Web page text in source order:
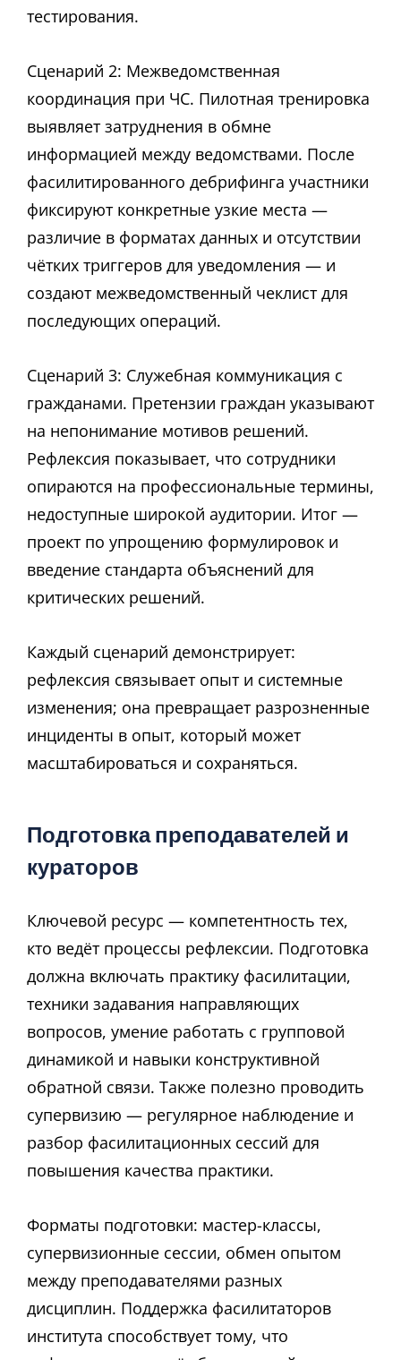
тестирования.
Сценарий 2: Межведомственная
координация при ЧС. Пилотная тренировка
выявляет затруднения в обмне
информацией между ведомствами. После
фасилитированного дебрифинга участники
фиксируют конкретные узкие места —
различие в форматах данных и отсутствии
чётких триггеров для уведомления — и
создают межведомственный чеклист для
последующих операций.
Сценарий 3: Служебная коммуникация с
гражданами. Претензии граждан указывают
на непонимание мотивов решений.
Рефлексия показывает, что сотрудники
опираются на профессиональные термины,
недоступные широкой аудитории. Итог —
проект по упрощению формулировок и
введение стандарта объяснений для
критических решений.
Каждый сценарий демонстрирует:
рефлексия связывает опыт и системные
изменения; она превращает разрозненные
инциденты в опыт, который может
масштабироваться и сохраняться.
Подготовка преподавателей и
кураторов
Ключевой ресурс — компетентность тех,
кто ведёт процессы рефлексии. Подготовка
должна включать практику фасилитации,
техники задавания направляющих
вопросов, умение работать с групповой
динамикой и навыки конструктивной
обратной связи. Также полезно проводить
супервизию — регулярное наблюдение и
разбор фасилитационных сессий для
повышения качества практики.
Форматы подготовки: мастер-классы,
супервизионные сессии, обмен опытом
между преподавателями разных
дисциплин. Поддержка фасилитаторов
института способствует тому, что